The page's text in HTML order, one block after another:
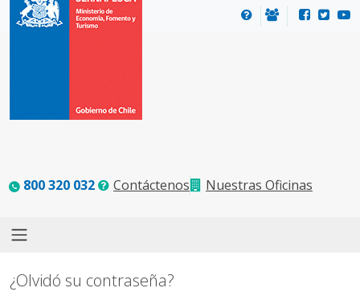
800 320 032 Contáctenos Nuestras Oficinas
¿Olvidó su contraseña?